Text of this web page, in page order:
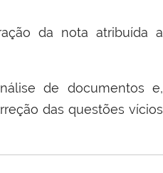
da nota atribuída a
de documentos e,
das questões vícios